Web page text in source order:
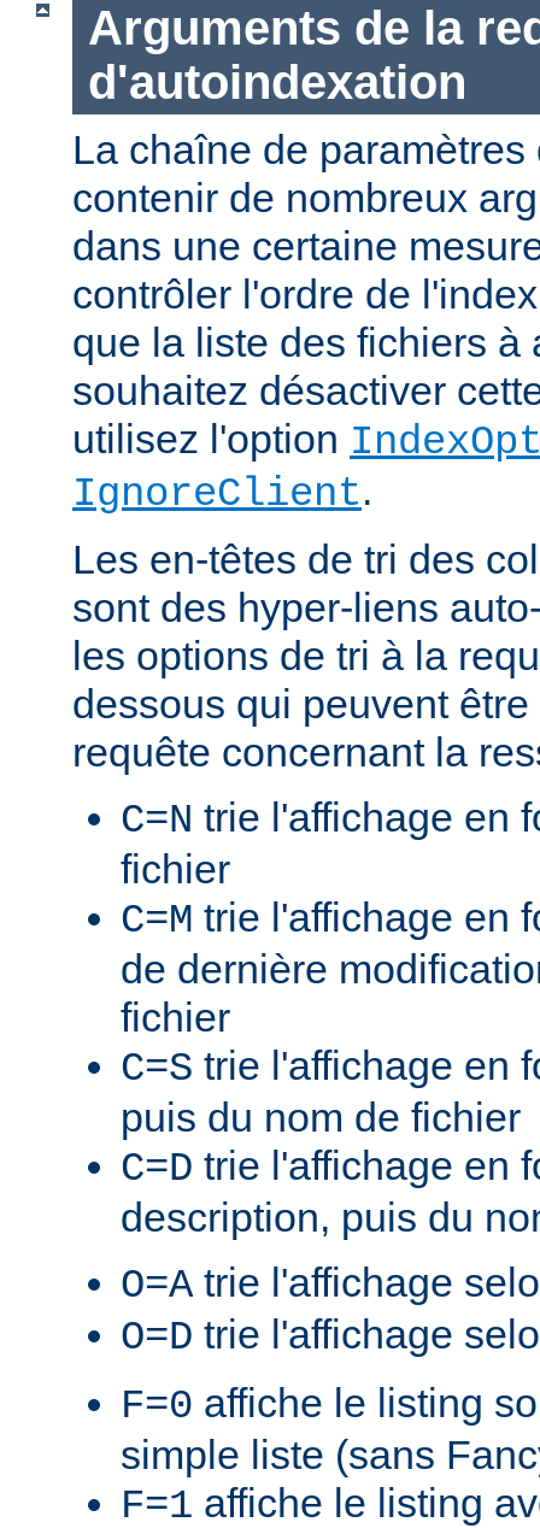
Arguments de la
d'autoindexation
La chaîne de
contenir de nombreux
dans une certaine
contrôler l'ordre de
que la liste des fichiers à
souhaitez désactiver
utilisez l'option
IgnoreClient.
Les en-têtes de tri des
sont des hyper-liens
les options de tri à la
dessous qui peuvent
requête concernant la
C=N trie l'affichage en
fichier
C=M trie l'affichage en
de dernière
fichier
C=S trie l'affichage en
puis du nom de fichier
C=D trie l'affichage en
description, puis du
O=A trie l'affichage
O=D trie l'affichage
F=0 affiche le listing
simple liste (sans
F=1 affiche le listing